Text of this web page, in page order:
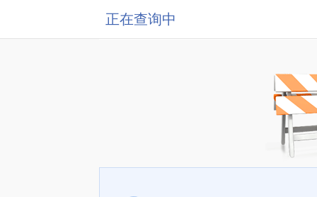
正在查询中